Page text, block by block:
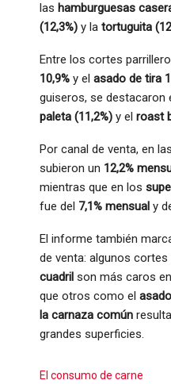
las hamburguesas
(12,3%) y la tortuguita
Entre los cortes
10,9% y el asado de tira
guiseros, se destacaron
paleta (11,2%) y el roast
Por canal de venta, en las
subieron un 12,2%
mientras que en los
fue del 7,1% mensual y
El informe también
de venta: algunos
cuadril son más caros
que otros como el
la carnaza común
grandes superficies.
El consumo de carne